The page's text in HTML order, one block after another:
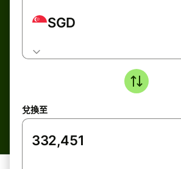
SGD
兌換至